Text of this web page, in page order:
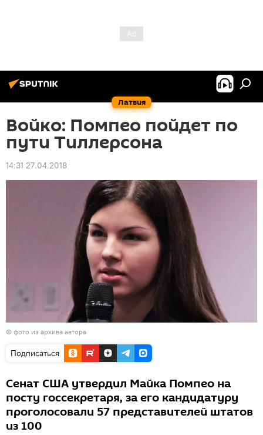
Латвия
Войко: Помпео пойдет по
пути Тиллерсона
14:31 27.04.2018
© фото из архива автора
Подписаться
Сенат США утвердил Майка Помпео на
посту госсекретаря, за его кандидатуру
проголосовали 57 представителей штатов
из 100